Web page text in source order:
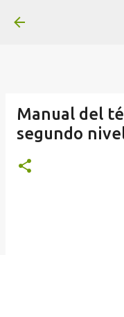
Manual del
segundo